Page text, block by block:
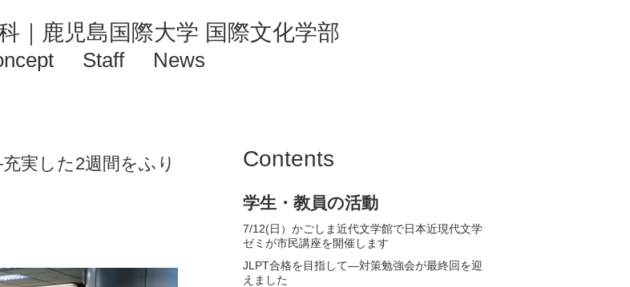
鹿児島国際大学
Staff News
実した2週間をふり
Contents
学生・教員の活動
7/12(日）かごしま近代文学館で日本近現代文学
ゼミが市民講座を開催します
JLPT合格を目指して—対策勉強会が最終回を迎
えました